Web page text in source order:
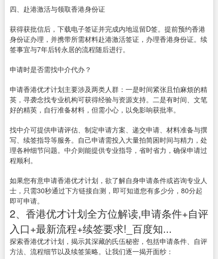
四、赴港激活与领取香港身份证
获得获批信后，下载电子签证并完成内地逗留D签。提前预约香港
身份证办理，并携带所需材料赴港激活签证，办理香港身份证。续
签事宜与7年后转永居的流程随后进行。
申请时是否需找中介代办？
申请香港优才计划主要涉及两类人群：一是时间紧张且怕麻烦的精
英，寻袭念找专业机构可获得经验与资源支持。二是有时间、文笔
好的精英，自行准备材料，但需小心，以免影响获批率。
找中介可提供申请评估、制定申请方案、递交申请、材料准备与撰
写、续签指导等服务。自己申请需投入大量拍简困时间与精力，处
理各种细节问题。中介则能提供专业指导，省时省力，确保申请过
程顺利。
如果您有意申请香港优才计划，欲了解自身申请条件或咨询专业人
士，只需30秒通过下方链接自测，即可知道您有多少分，80分起
即可申请。
2、香港优才计划全方位解读,申请条件+自评
入口+最新流程+续签要求!_百度知...
探索香港优才计划，揭示其深藏的氏伍秘密，包括申请条件、自评
方法、流程细节以及续签策略。让我们逐一揭开面纱：